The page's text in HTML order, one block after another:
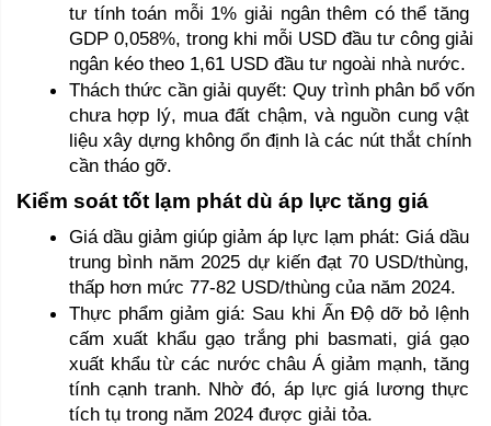
tư tính toán mỗi 1% giải ngân thêm có thể tăng
GDP 0,058%, trong khi mỗi USD đầu tư công giải
ngân kéo theo 1,61 USD đầu tư ngoài nhà nước.
Thách thức cần giải quyết: Quy trình phân bổ vốn
chưa hợp lý, mua đất chậm, và nguồn cung vật
liệu xây dựng không ổn định là các nút thắt chính
cần tháo gỡ.
Kiểm soát tốt lạm phát dù áp lực tăng giá
Giá dầu giảm giúp giảm áp lực lạm phát: Giá dầu
trung bình năm 2025 dự kiến đạt 70 USD/thùng,
thấp hơn mức 77-82 USD/thùng của năm 2024.
Thực phẩm giảm giá: Sau khi Ấn Độ dỡ bỏ lệnh
cấm xuất khẩu gạo trắng phi basmati, giá gạo
xuất khẩu từ các nước châu Á giảm mạnh, tăng
tính cạnh tranh. Nhờ đó, áp lực giá lương thực
tích tụ trong năm 2024 được giải tỏa.